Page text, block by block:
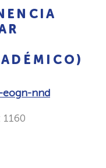
nnd